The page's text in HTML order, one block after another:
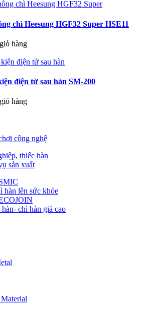
chì Heesung HGF32 Super HSE11
điện tử sau hàn SM-200
công nghệ
thiếc hàn
sản xuất
hàn lên sức khỏe
chì hàn giá cao